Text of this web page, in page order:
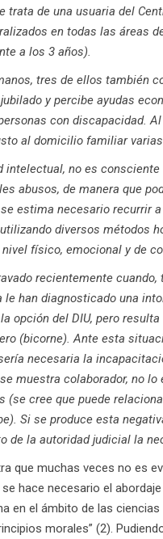
trata de una usuaria del
en todas las áreas
a los 3 años).
tres de ellos también
y percibe ayudas
con discapacidad.
al domicilio familiar
intelectual, no es
abusos, de manera que
estima necesario recurrir
diversos métodos
físico, emocional y de
recientemente
han diagnosticado una
opción del DIU, pero
(bicorne). Ante esta
necesaria la
muestra colaborador, no
(se cree que puede
Si se produce esta
de la autoridad judicial la
que muchas veces no es
hace necesario el
en el ámbito de las
morales” (2).